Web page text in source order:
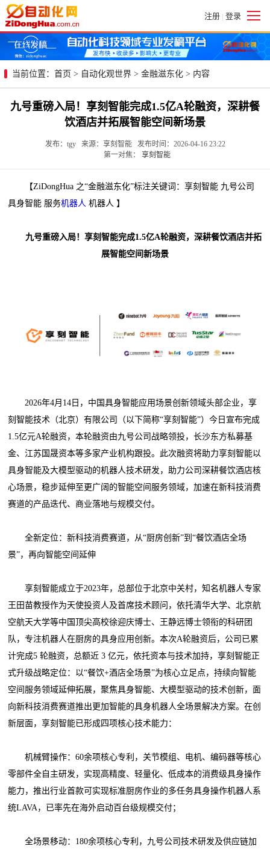
注册 | 登录
当前位置： 首页 > 自动化观世界 > 金融滋东化 > 内容
九号重磅入局！享刻智能完成1.5亿A轮融资，深耕餐
饮酒店并拓展智能空间新场景
发布：tgy 来源：享刻智能 发布时间：2026-04-16 23:22
第一对焦： 享刻智能
【ZiDongHua 之“金融滋东化”标注关键词：享刻智能 九号公司
具身智能 服务机器人 机器人 】
九号重磅入局！享刻智能完成1.5亿A轮融资，深耕餐饮酒店并拓
展智能空间新场景
2026年4月14日，中国具身智能应用场景创新领域头部企业，享
刻智能技术（北京）有限公司（以下简称“享刻智能”）今日宣布完成
1.5亿元A轮融资，本轮融资由九号公司战略领投，长沙东方私募基
金、江苏国晟资本等多家产业机构跟投。此次融资将助力享刻智能以
具身智能及大模型驱动的机器人技术研发，助力公司深耕餐饮酒店核
心场景，稳步延伸至更广阔的智能空间服务领域，加速在新科技消费
赛道的产品迭代、商业落地与规模交付。
全新定位：新科技消费赛道，从“厨房创新”到“餐饮酒店全场
景”，再向智能空间延伸
享刻智能成立于2023年，总部位于北京中关村，知名机器人专家
王田苗教授作为天使投资人及首席技术顾问，依托清华大学、北京航
空航天大学等中国顶尖高校徐迎庆博士、王静远博士领衔的科研团
队，专注机器人在厨房的具身应用创新。本次A轮融资后，公司已累
计完成5 轮融资，总额近 3 亿元，依托资本与技术加持，享刻智能正
式升级战略定位：以“餐饮+酒店全场景”为核心立足点，持续向智能
空间服务领域延伸拓展，聚焦具身智能、大模型驱动的技术创新，面
向新科技消费赛道推出更加智能的具身机器人全场景解决方案。在创
新层面，享刻智能已形成四项核心技术能力：
机械臂操作：60余项核心专利，关节模组、电机、编码器等核心
零部件全自主研发，实现高精度、轻量化、低成本的消费级具身操作
能力，推出行业首款可实现标准厨房作业的多任务具身操作机器人系
统LAVA，已率先在海外启动百台级规模交付；
全场景移动：180余项核心专利，九号公司技术研发及供应链加